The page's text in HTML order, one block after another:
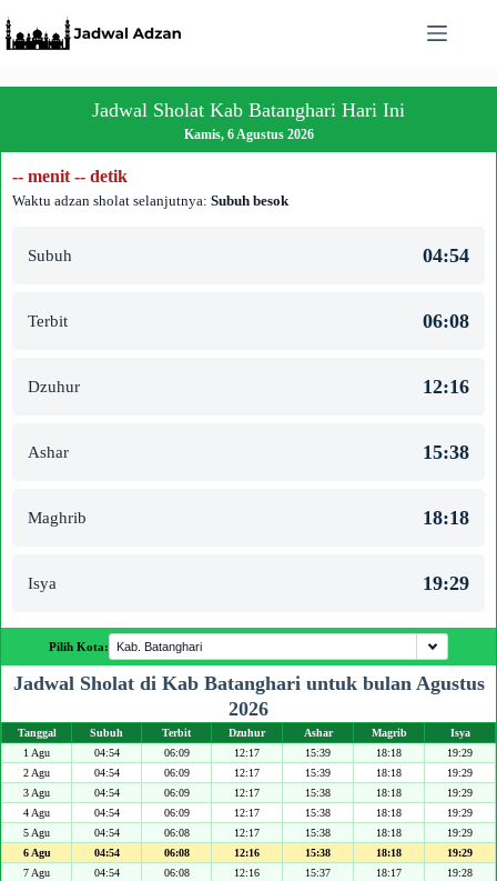
to
content
Jadwal Sholat Kab Batanghari Hari Ini
Kamis, 6 Agustus 2026
-- menit -- detik
Waktu adzan sholat selanjutnya: Subuh besok
Subuh 04:54
Terbit 06:08
Dzuhur 12:16
Ashar 15:38
Maghrib 18:18
Isya 19:29
Pilih Kota:
Jadwal Sholat di Kab Batanghari untuk bulan Agustus
2026
Tanggal Subuh Terbit Dzuhur Ashar Magrib
Isya
1 Agu
04:54 06:09 12:17 15:39 18:18
19:29
2 Agu
04:54 06:09 12:17 15:39 18:18
19:29
3 Agu
04:54 06:09 12:17 15:38 18:18
19:29
4 Agu
04:54 06:09 12:17 15:38 18:18
19:29
5 Agu
04:54 06:08 12:17 15:38 18:18
19:29
6 Agu
04:54 06:08 12:16 15:38 18:18
19:29
7 Agu
04:54 06:08 12:16 15:37 18:17
19:28